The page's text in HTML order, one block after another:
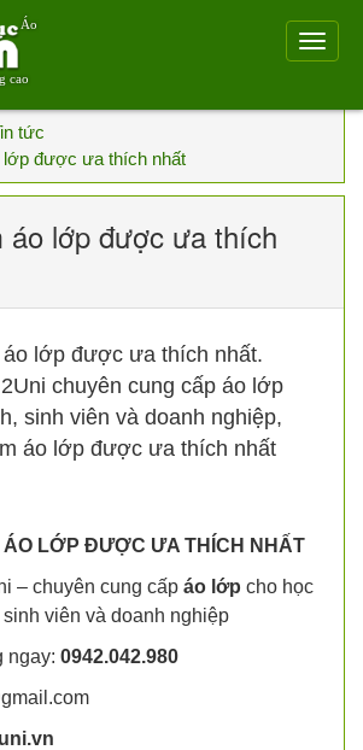
Áo
cao
tức
được ưa thích nhất
lớp được ưa thích
lớp được ưa thích nhất.
chuyên cung cấp áo lớp
sinh viên và doanh nghiệp,
áo lớp được ưa thích nhất
LỚP ĐƯỢC ƯA THÍCH NHẤT
– chuyên cung cấp áo lớp cho học
viên và doanh nghiệp
ngay: 0942.042.980